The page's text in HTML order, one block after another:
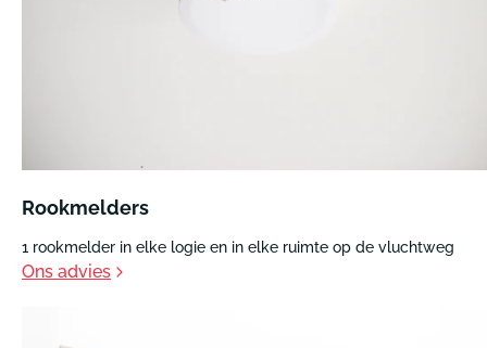
Rookmelders
1 rookmelder in elke logie en in elke ruimte op de vluchtweg
Ons advies